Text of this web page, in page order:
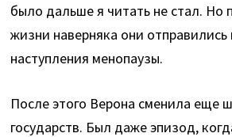
было дальше я читать не стал. Но
жизни наверняка они
наступления менопаузы.
После этого Верона сменила еще
государств. Был даже эпизод,